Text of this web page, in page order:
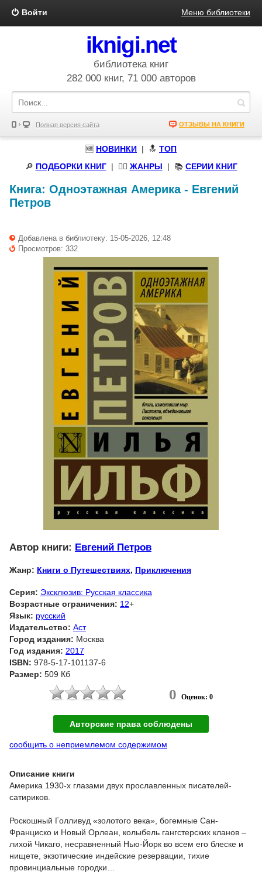
Войти Меню библиотеки
iknigi.net
библиотека книг
282 000 книг, 71 000 авторов
Полная версия сайта ОТЗЫВЫ НА КНИГИ
🆕 НОВИНКИ | 🔝 ТОП
🔎 ПОДБОРКИ КНИГ| 🧝‍♀️ ЖАНРЫ | 📚 СЕРИИ КНИГ
Книга: Одноэтажная Америка- Евгений
Петров
Добавлена в библиотеку: 15-05-2026, 12:48
Просмотров: 332
Автор книги: Евгений Петров
Жанр: Книги о Путешествиях, Приключения
Серия: Эксклюзив: Русская классика
Возрастные ограничения: 12+
Язык: русский
Издательство: Аст
Город издания: Москва
Год издания: 2017
ISBN: 978-5-17-101137-6
Размер: 509 Кб
0 Оценок: 0
Авторские права соблюдены
сообщить о неприемлемом содержимом
Описание книги
Америка 1930-х глазами двух прославленных писателей-
сатириков.
Роскошный Голливуд «золотого века», богемные Сан-
Франциско и Новый Орлеан, колыбель гангстерских кланов –
лихой Чикаго, несравненный Нью-Йорк во всем его блеске и
нищете, экзотические индейские резервации, тихие
провинциальные городки…